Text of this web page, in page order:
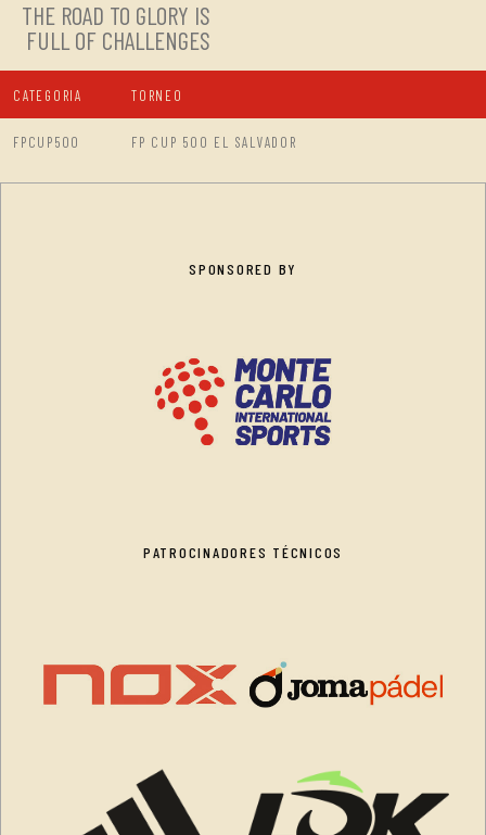
THE ROAD TO GLORY IS
FULL OF CHALLENGES
CATEGORIA TORNEO
FPCUP500 FP CUP 500 EL SALVADOR
SPONSORED BY
PATROCINADORES TÉCNICOS